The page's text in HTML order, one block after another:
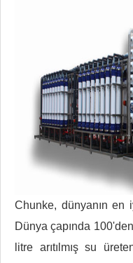
Chunke, dünyanın en
Dünya çapında
litre arıtılmış su